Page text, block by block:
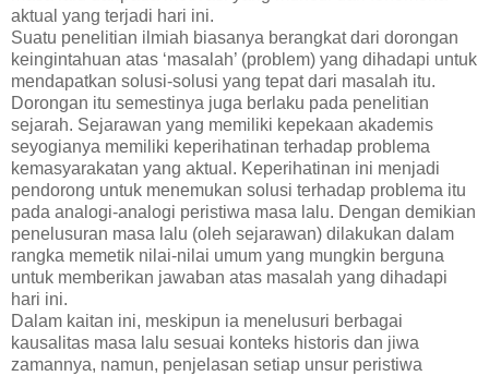
aktual yang terjadi hari ini.
Suatu penelitian ilmiah biasanya berangkat dari dorongan
keingintahuan atas ‘masalah’ (problem) yang dihadapi untuk
mendapatkan solusi-solusi yang tepat dari masalah itu.
Dorongan itu semestinya juga berlaku pada penelitian
sejarah. Sejarawan yang memiliki kepekaan akademis
seyogianya memiliki keperihatinan terhadap problema
kemasyarakatan yang aktual. Keperihatinan ini menjadi
pendorong untuk menemukan solusi terhadap problema itu
pada analogi-analogi peristiwa masa lalu. Dengan demikian
penelusuran masa lalu (oleh sejarawan) dilakukan dalam
rangka memetik nilai-nilai umum yang mungkin berguna
untuk memberikan jawaban atas masalah yang dihadapi
hari ini.
Dalam kaitan ini, meskipun ia menelusuri berbagai
kausalitas masa lalu sesuai konteks historis dan jiwa
zamannya, namun, penjelasan setiap unsur peristiwa